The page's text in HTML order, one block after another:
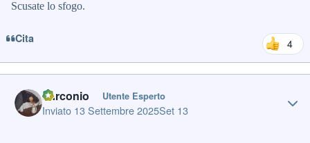
Scusate lo sfogo.
Cita 4
darconio Utente Esperto
Inviato 13 Settembre 2025Set 13